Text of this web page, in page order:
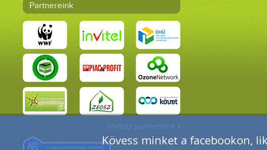
Kövess minket a facebookon,
Partnereink
További partnereink »